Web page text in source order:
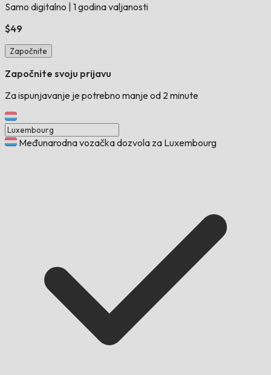
Samo digitalno 1 godina valjanosti
$49
Započnite
Započnite svoju prijavu
Za ispunjavanje je potrebno manje od 2 minute
Međunarodna vozačka dozvola za Luxembourg